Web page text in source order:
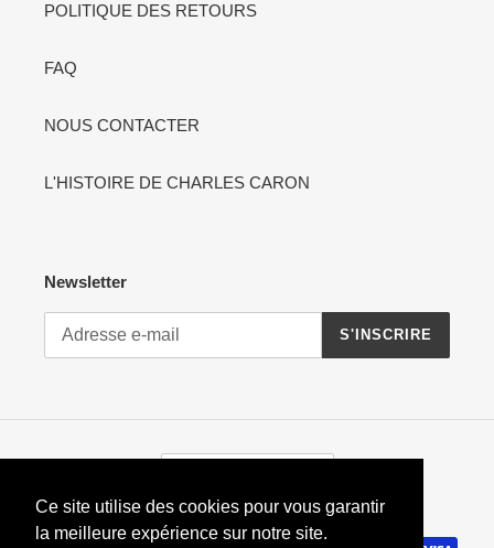
Ce site utilise des cookies pour vous garantir
la meilleure expérience sur notre site.
POLITIQUE DES RETOURS
FAQ
NOUS CONTACTER
L'HISTOIRE DE CHARLES CARON
Newsletter
S'INSCRIRE
P
Y
S
Moyens